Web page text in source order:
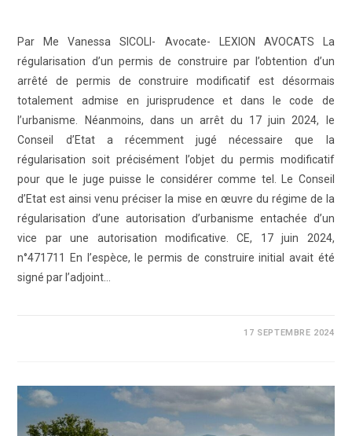
Par Me Vanessa SICOLI- Avocate- LEXION AVOCATS La
régularisation d’un permis de construire par l’obtention d’un
arrêté de permis de construire modificatif est désormais
totalement admise en jurisprudence et dans le code de
l’urbanisme. Néanmoins, dans un arrêt du 17 juin 2024, le
Conseil d’Etat a récemment jugé nécessaire que la
régularisation soit précisément l’objet du permis modificatif
pour que le juge puisse le considérer comme tel. Le Conseil
d’Etat est ainsi venu préciser la mise en œuvre du régime de la
régularisation d’une autorisation d’urbanisme entachée d’un
vice par une autorisation modificative. CE, 17 juin 2024,
n°471711 En l’espèce, le permis de construire initial avait été
signé par l’adjoint…
17 SEPTEMBRE 2024